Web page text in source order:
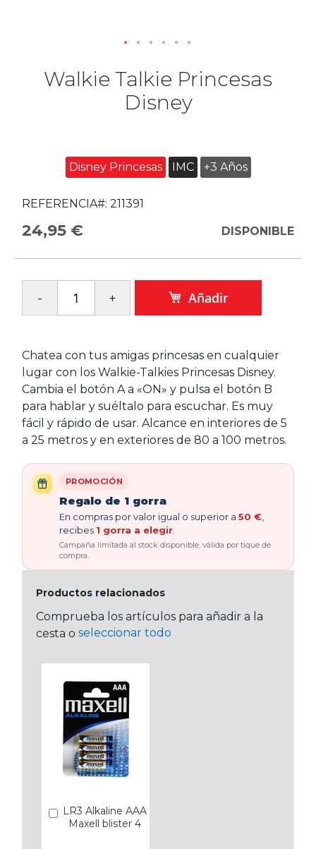
Walkie Talkie Princesas
Disney
Disney Princesas IMC +3 Años
REFERENCIA#: 211391
24,95 € DISPONIBLE
Añadir
Chatea con tus amigas princesas en cualquier
lugar con los Walkie-Talkies Princesas Disney.
Cambia el botón A a «ON» y pulsa el botón B
para hablar y suéltalo para escuchar. Es muy
fácil y rápido de usar. Alcance en interiores de 5
a 25 metros y en exteriores de 80 a 100 metros.
PROMOCIÓN
Regalo de 1 gorra
En compras por valor igual o superior a 50 €
recibes 1 gorra a elegir
Campaña limitada al stock disponible, válida por tique de
compra.
Productos relacionados
Comprueba los artículos para añadir a la
cesta o seleccionar todo
LR3 Alkaline AAA
Maxell blister 4
Añadir